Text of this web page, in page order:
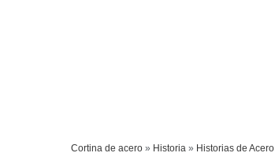
Cortina de acero » Historia » Historias de Acero